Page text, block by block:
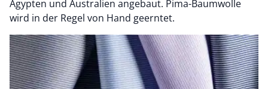
Ägypten und Australien angebaut. Pima-Baumwolle
wird in der Regel von Hand geerntet.